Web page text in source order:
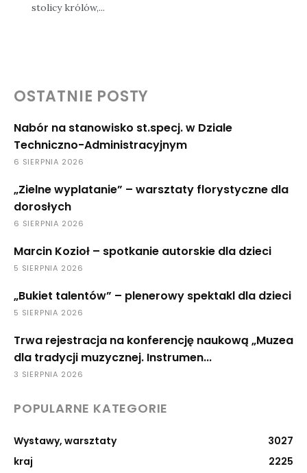
stolicy królów,...
OSTATNIE POSTY
Nabór na stanowisko st.specj. w Dziale
Techniczno-Administracyjnym
6 SIERPNIA 2026
„Zielne wyplatanie” – warsztaty florystyczne dla
dorosłych
6 SIERPNIA 2026
Marcin Kozioł – spotkanie autorskie dla dzieci
5 SIERPNIA 2026
„Bukiet talentów” – plenerowy spektakl dla dzieci
5 SIERPNIA 2026
Trwa rejestracja na konferencję naukową „Muzea
dla tradycji muzycznej. Instrumen...
3 SIERPNIA 2026
POPULARNE KATEGORIE
Wystawy, warsztaty
3027
kraj
2225